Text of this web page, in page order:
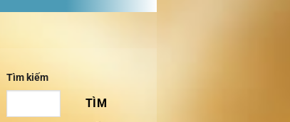
Tìm kiếm
TÌM